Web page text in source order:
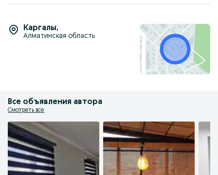
Каргалы,
Алматинская область
Все объявления автора
Смотреть все